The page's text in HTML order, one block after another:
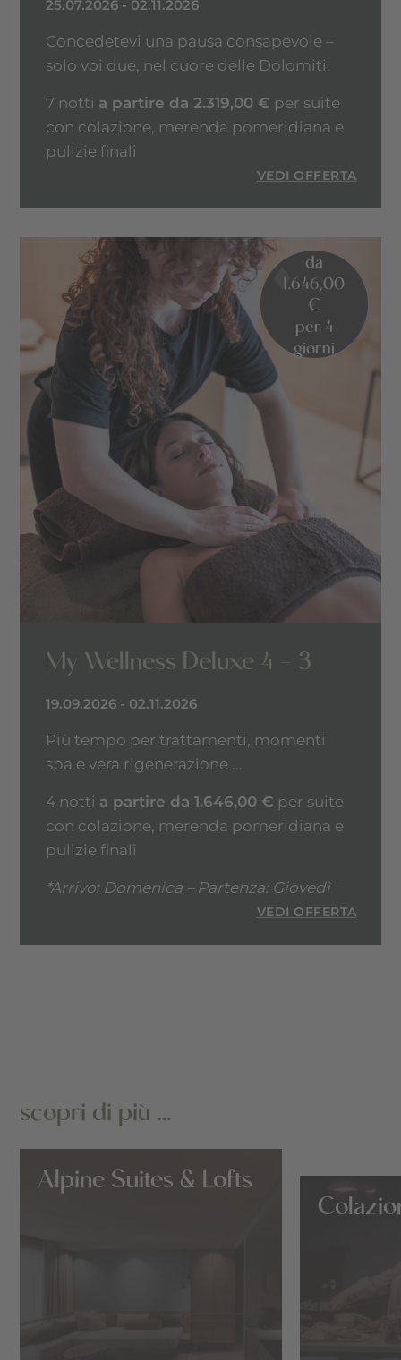
25.07.2026 - 02.11.2026
Concedetevi una pausa consapevole –
solo voi due, nel cuore delle Dolomiti.
7 notti a partire da 2.319,00 € per suite
con colazione, merenda pomeridiana e
pulizie finali
VEDI OFFERTA
da
1.646,00
€
per 4
giorni
My Wellness Deluxe 4 = 3
19.09.2026 - 02.11.2026
Più tempo per trattamenti, momenti
spa e vera rigenerazione ...
4 notti a partire da 1.646,00 € per suite
con colazione, merenda pomeridiana e
pulizie finali
*Arrivo: Domenica – Partenza: Giovedì
VEDI OFFERTA
scopri di più …
Alpine Suites & Lofts